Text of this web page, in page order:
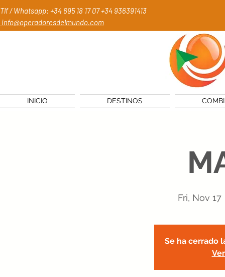
Tlf / Whatsapp: +34 695 18 17 07+34 936391413
info@operadoresdelmundo.com
INICIO DESTINOS
Fri, Nov 17
Se ha cerrado